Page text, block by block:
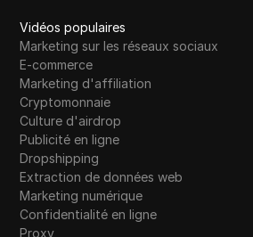
Vidéos populaires
Marketing sur les réseaux sociaux
E-commerce
Marketing d'affiliation
Cryptomonnaie
Culture d'airdrop
Publicité en ligne
Dropshipping
Extraction de données web
Marketing numérique
Confidentialité en ligne
Proxy